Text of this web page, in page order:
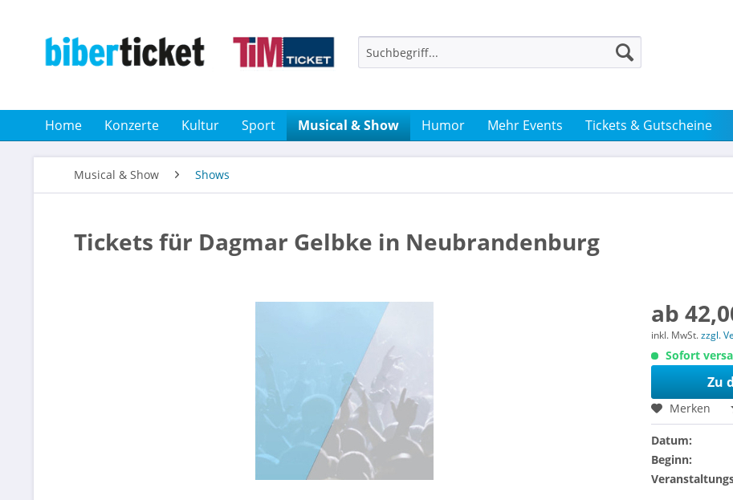
Home Konzerte Kultur Sport Musical & Show Humor Mehr Events Tickets & Gutscheine
Musical & Show Shows
Tickets für Dagmar Gelbke in Neubrandenburg
ab
inkl. MwSt.zzgl.
Sofort
Zu
Merken
Datum:
Beginn: